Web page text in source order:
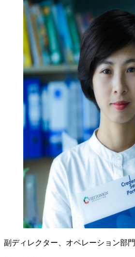
副ディレクター、オペレーション部門